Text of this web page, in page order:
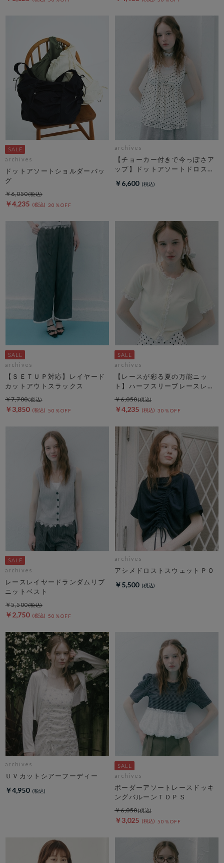
archives
ドットアソートショルダーバッ
グ
￥4,235 30％OFF
￥6,050
archives
【チョーカー付きで今っぽさア
ップ】ドットアソートドロスト
￥6,600
archives
【ＳＥＴＵＰ対応】レイヤード
カットアウトスラックス
￥3,850 50％OFF
￥7,700
archives
【レースが彩る夏の万能ニッ
ト】ハーフスリーブレースレイ
ヤードニットカーディガン
￥4,235 30％OFF
￥6,050
archives
レースレイヤードランダムリブ
ニットベスト
￥2,750 50％OFF
￥5,500
archives
アシメドロストスウェットＰＯ
￥5,500
archives
ＵＶカットシアーフーディー
￥4,950
archives
ボーダーアソートレースドッキ
ングバルーンＴＯＰＳ
￥3,025 50％OFF
￥6,050